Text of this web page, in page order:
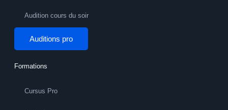
Audition cours du soir
Auditions pro
Formations
Cursus Pro